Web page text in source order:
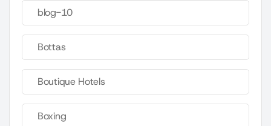
blog-10
Bottas
Boutique Hotels
Boxing